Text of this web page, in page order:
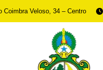
Coimbra Veloso, 34 – Centro